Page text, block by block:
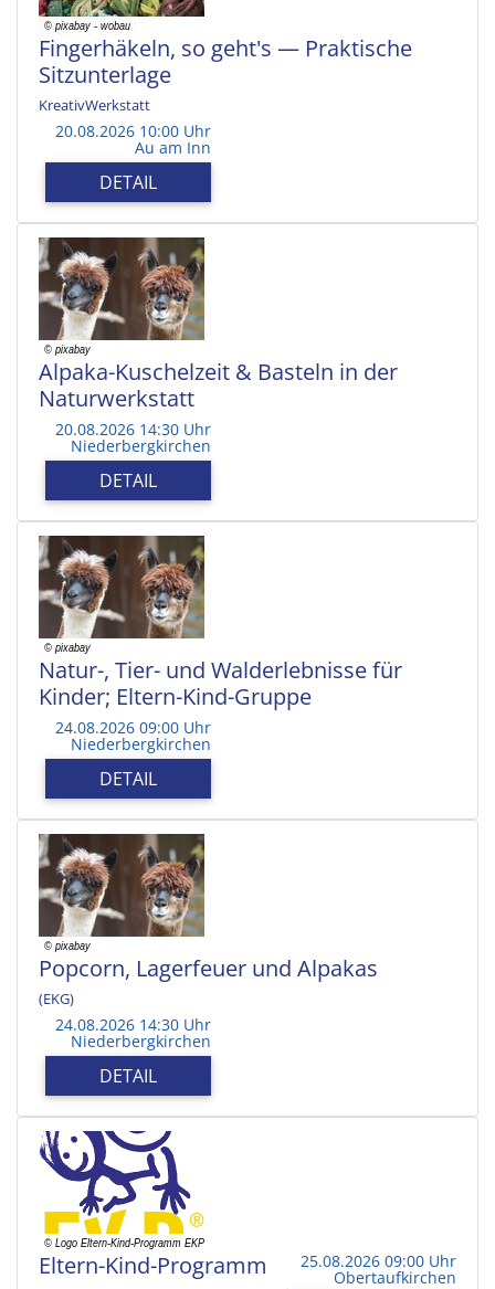
Fingerhäkeln, so geht's — Praktische
Sitzunterlage
KreativWerkstatt
20.08.2026 10:00 Uhr
Au am Inn
DETAIL
Alpaka-Kuschelzeit & Basteln in der
Naturwerkstatt
20.08.2026 14:30 Uhr
Niederbergkirchen
DETAIL
Natur-, Tier- und Walderlebnisse für
Kinder; Eltern-Kind-Gruppe
24.08.2026 09:00 Uhr
Niederbergkirchen
DETAIL
Popcorn, Lagerfeuer und Alpakas
(EKG)
24.08.2026 14:30 Uhr
Niederbergkirchen
DETAIL
Eltern-Kind-Programm 25.08.2026 09:00 Uhr
Obertaufkirchen